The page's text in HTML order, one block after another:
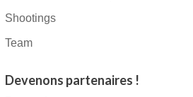
Shootings
Team
Devenons partenaires !